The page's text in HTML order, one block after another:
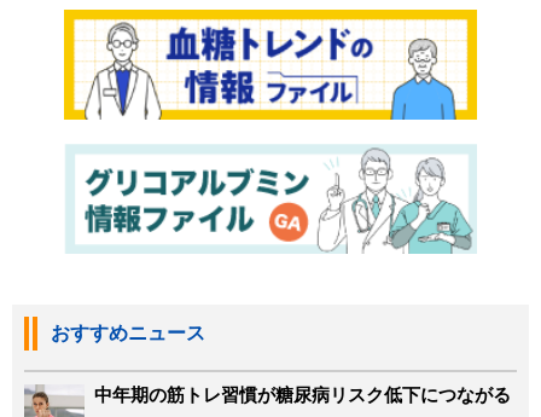
おすすめニュース
中年期の筋トレ習慣が糖尿病リスク低下につながる